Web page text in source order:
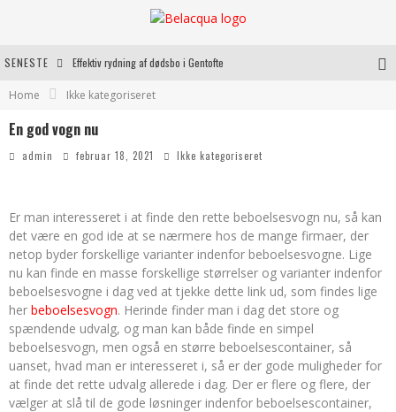
SENESTE Effektiv rydning af dødsbo i Gentofte
Home Ikke kategoriseret
En god vogn nu
admin februar 18, 2021 Ikke kategoriseret
Er man interesseret i at finde den rette beboelsesvogn nu, så kan
det være en god ide at se nærmere hos de mange firmaer, der
netop byder forskellige varianter indenfor beboelsesvogne. Lige
nu kan finde en masse forskellige størrelser og varianter indenfor
beboelsesvogne i dag ved at tjekke dette link ud, som findes lige
her beboelsesvogn. Herinde finder man i dag det store og
spændende udvalg, og man kan både finde en simpel
beboelsesvogn, men også en større beboelsescontainer, så
uanset, hvad man er interesseret i, så er der gode muligheder for
at finde det rette udvalg allerede i dag. Der er flere og flere, der
vælger at slå til de gode løsninger indenfor beboelsescontainer,